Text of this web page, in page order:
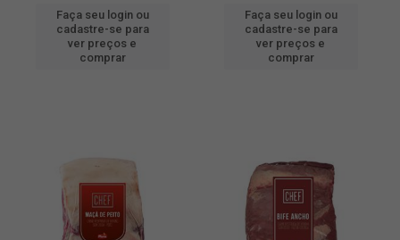
Faça seu login ou
cadastre-se para
ver preços e
comprar
Faça seu login ou
cadastre-se para
ver preços e
comprar